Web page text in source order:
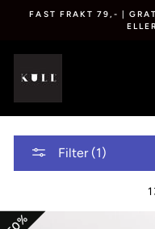
FAST FRAKT 79,- |
Filter (1)